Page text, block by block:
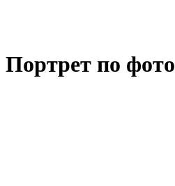
Портрет по фото